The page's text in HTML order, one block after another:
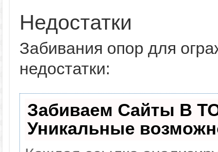
Недостатки
Забивания опор для
недостатки:
Забиваем Сайты В
Уникальные